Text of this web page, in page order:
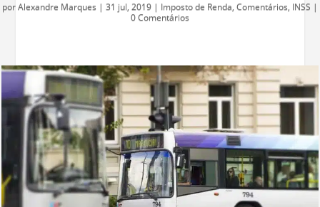
porAlexandre Marques | 31 jul, 2019 | Imposto de Renda, Comentários, INSS |
0 Comentários